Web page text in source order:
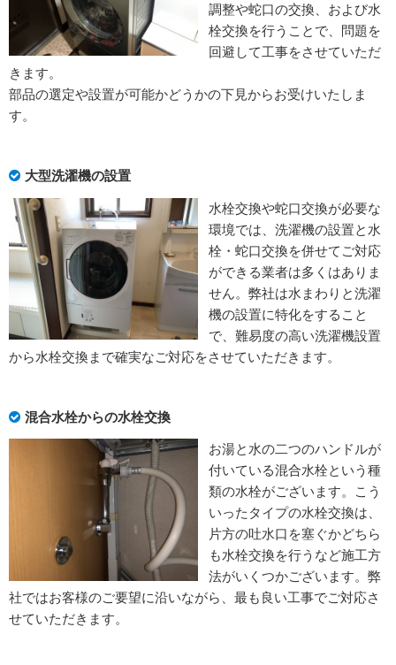
調整や蛇口の交換、および水
栓交換を行うことで、問題を
回避して工事をさせていただ
きます。
部品の選定や設置が可能かどうかの下見からお受けいたしま
す。
大型洗濯機の設置
水栓交換や蛇口交換が必要な
環境では、洗濯機の設置と水
栓・蛇口交換を併せてご対応
ができる業者は多くはありま
せん。弊社は水まわりと洗濯
機の設置に特化をすること
で、難易度の高い洗濯機設置
から水栓交換まで確実なご対応をさせていただきます。
混合水栓からの水栓交換
お湯と水の二つのハンドルが
付いている混合水栓という種
類の水栓がございます。こう
いったタイプの水栓交換は、
片方の吐水口を塞ぐかどちら
も水栓交換を行うなど施工方
法がいくつかございます。弊
社ではお客様のご要望に沿いながら、最も良い工事でご対応さ
せていただきます。